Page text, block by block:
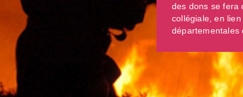
des dons se fera
collégiale, en
départementales